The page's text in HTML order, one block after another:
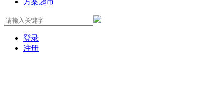
方案超市
登录
注册